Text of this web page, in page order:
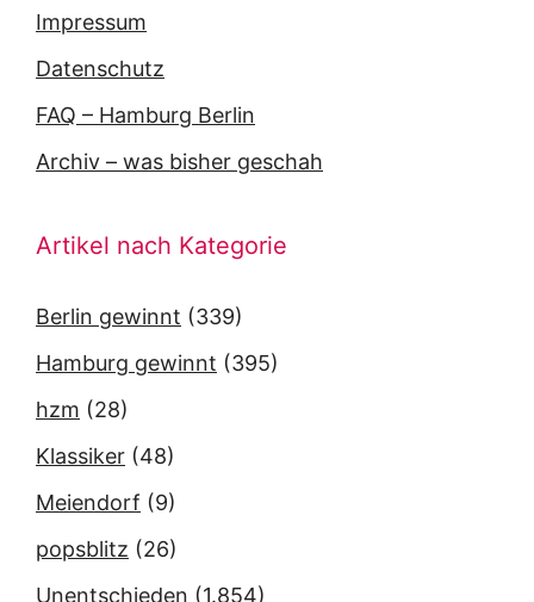
Impressum
Datenschutz
FAQ – Hamburg Berlin
Archiv – was bisher geschah
Artikel nach Kategorie
Berlin gewinnt (339)
Hamburg gewinnt (395)
hzm (28)
Klassiker (48)
Meiendorf (9)
popsblitz (26)
Unentschieden (1.854)